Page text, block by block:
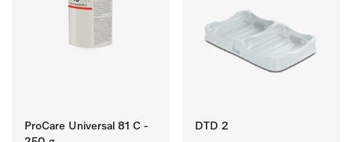
ProCare Universal 81 C -
DTD 2